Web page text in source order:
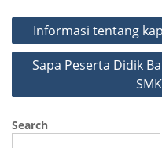
Post
navigation
Informasi tentang
Sapa Peserta Didik
Search